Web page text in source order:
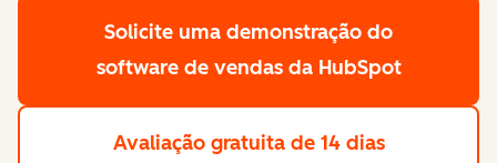
Solicite uma demonstração do
software de vendas da HubSpot
Avaliação gratuita de 14 dias